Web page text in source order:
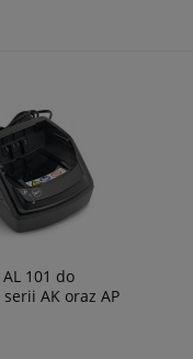
101 do
AK oraz AP